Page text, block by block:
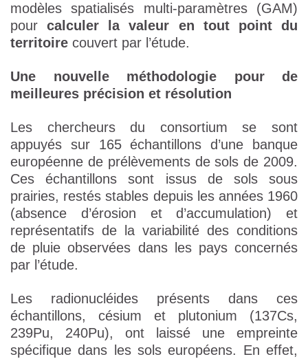
modèles spatialisés multi-paramètres (GAM)
pourcalculer la valeur en tout point du
territoire couvert par l’étude.
Une nouvelle méthodologie pour de
meilleures précision et résolution
Les chercheurs du consortium se sont
appuyés sur 165 échantillons d’une banque
européenne de prélèvements de sols de 2009.
Ces échantillons sont issus de sols sous
prairies, restés stables depuis les années 1960
(absence d’érosion et d’accumulation) et
représentatifs de la variabilité des conditions
de pluie observées dans les pays concernés
par l’étude.
Les radionucléides présents dans ces
échantillons, césium et plutonium (137Cs,
239Pu, 240Pu), ont laissé une empreinte
spécifique dans les sols européens. En effet,